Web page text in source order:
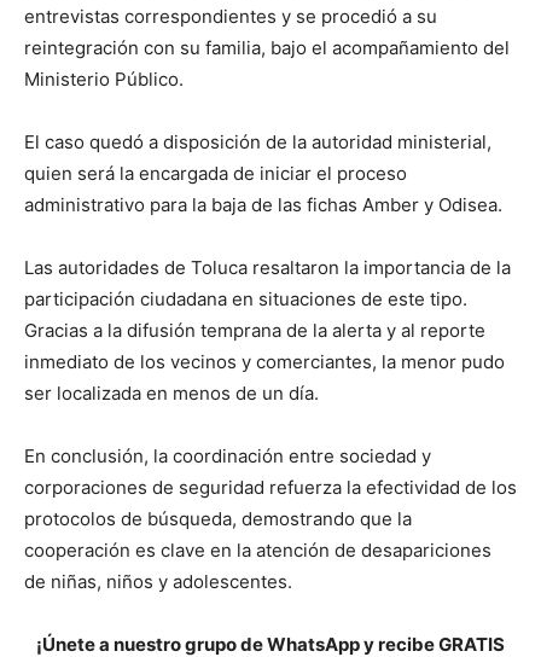
entrevistas correspondientes y se procedió a su
reintegración con su familia, bajo el acompañamiento del
Ministerio Público.
El caso quedó a disposición de la autoridad ministerial,
quien será la encargada de iniciar el proceso
administrativo para la baja de las fichas Amber y Odisea.
Las autoridades de Toluca resaltaron la importancia de la
participación ciudadana en situaciones de este tipo.
Gracias a la difusión temprana de la alerta y al reporte
inmediato de los vecinos y comerciantes, la menor pudo
ser localizada en menos de un día.
En conclusión, la coordinación entre sociedad y
corporaciones de seguridad refuerza la efectividad de los
protocolos de búsqueda, demostrando que la
cooperación es clave en la atención de desapariciones
de niñas, niños y adolescentes.
¡Únete a nuestro grupo de WhatsApp y recibe GRATIS